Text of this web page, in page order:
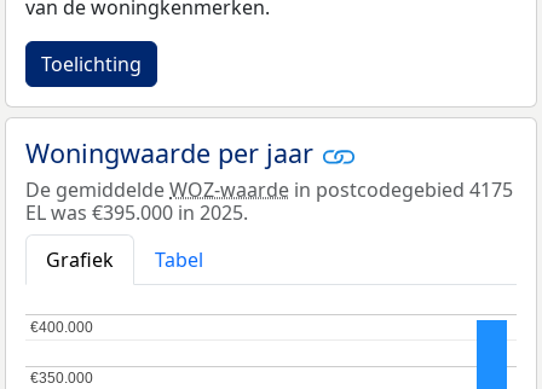
van de woningkenmerken.
Toelichting
Woningwaarde per jaar
De gemiddeldeWOZ-waarde in postcodegebied 4175
EL was €395.000 in 2025.
Grafiek
Tabel
€350.000
€350.000
€400.000
€400.000